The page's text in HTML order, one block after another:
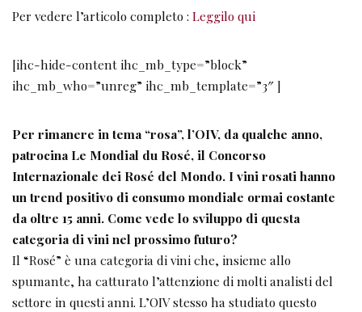
Per vedere l’articolo completo : Leggilo qui
[ihc-hide-content ihc_mb_type=”block”
ihc_mb_who=”unreg” ihc_mb_template=”3″ ]
Per rimanere in tema “rosa”, l’OIV, da qualche anno,
patrocina Le Mondial du Rosé, il Concorso
Internazionale dei Rosé del Mondo. I vini rosati hanno
un trend positivo di consumo mondiale ormai costante
da oltre 15 anni. Come vede lo sviluppo di questa
categoria di vini nel prossimo futuro?
Il “Rosé” è una categoria di vini che, insieme allo
spumante, ha catturato l’attenzione di molti analisti del
settore in questi anni. L’OIV stesso ha studiato questo